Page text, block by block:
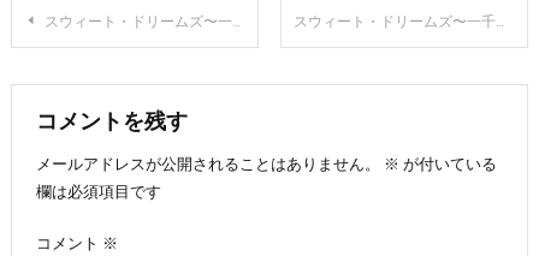
投
稿
ナ
ビ
ゲ
スウィート・ドリームズ〜一千零一夜〜 Vol.14 スウィート・ドリームズ〜一千零一夜〜 Vol.13
コメントを残す
メールアドレスが公開されることはありません。
※ が付いている
欄は必須項目です
コメント ※